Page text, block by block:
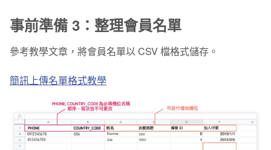
事前準備 3：整理會員名單
參考教學文章，將會員名單以 CSV 檔格式儲存。
簡訊上傳名單格式教學